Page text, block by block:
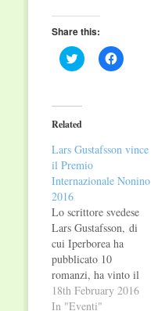
Share this:
Click
to
(Opens
in
new
Click
to
Related
Lars Gustafsson vince
il Premio
Internazionale Nonino
2016
Lo scrittore svedese
Lars Gustafsson, di
cui Iperborea ha
pubblicato 10
romanzi, ha vinto il
prestigioso Premio
Internazionale Nonino
18th February 2016
In "Eventi"